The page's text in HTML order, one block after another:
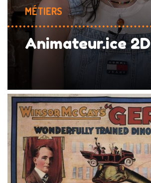
MÉTIERS
Animateur.ice 2D